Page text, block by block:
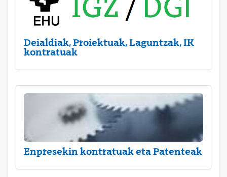
Deialdiak, Proiektuak, Laguntzak, IK
kontratuak
Enpresekin kontratuak eta Patenteak